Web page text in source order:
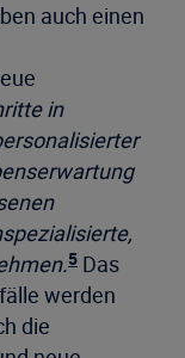
auch einen
in
5 Das
werden
die